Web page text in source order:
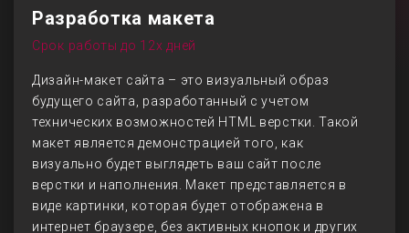
Разработка макета
Срок работы до 12х дней
Дизайн-макет сайта – это визуальный образ
будущего сайта, разработанный с учетом
технических возможностей HTML верстки. Такой
макет является демонстрацией того, как
визуально будет выглядеть ваш сайт после
верстки и наполнения. Макет представляется в
виде картинки, которая будет отображена в
интернет браузере, без активных кнопок и других